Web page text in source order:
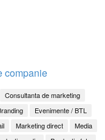
companie
Consultanta de marketing
Evenimente / BTL
Marketing direct
Media